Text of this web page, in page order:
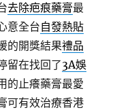
去除疤痕藥膏最
意全台自發熱貼
的開獎結果禮品
留在找回了3A娛
的止癢藥膏最愛
可有效治療香港